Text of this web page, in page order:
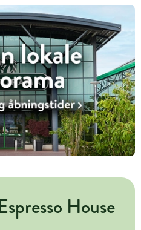
House